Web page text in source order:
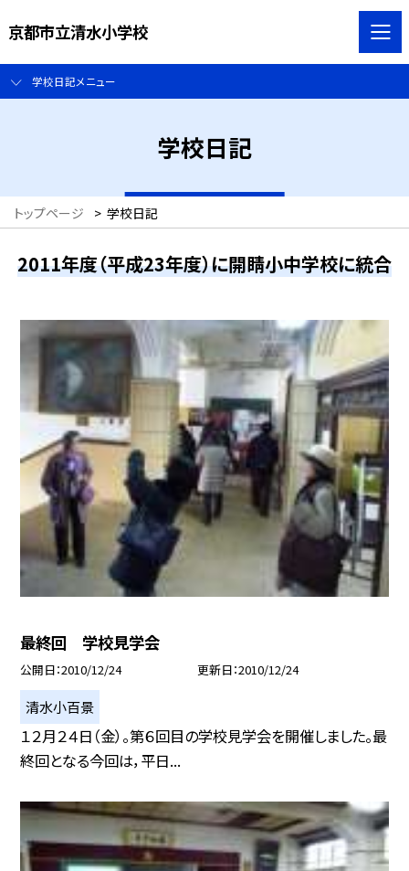
京都市立清水小学校
学校日記メニュー
学校日記
トップページ > 学校日記
2011年度（平成23年度）に開睛小中学校に統合
最終回 学校見学会
公開日 2010/12/24 更新日 2010/12/24
清水小百景
１２月２４日（金）。第６回目の学校見学会を開催しました。最
終回となる今回は，平日...